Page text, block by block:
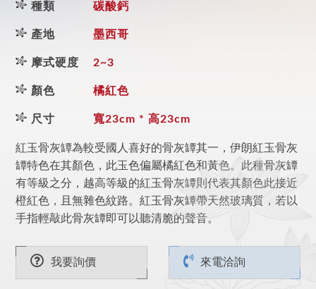
種類 碳酸鈣
產地 墨西哥
摩式硬度 2~3
顏色 橘紅色
尺寸 寬23cm * 高23cm
紅玉骨灰罈為較受國人喜好的骨灰罈其一，伊朗紅玉骨灰
罈特色在其顏色，此玉色偏屬橘紅色和黃色。此種骨灰罈
有等級之分，越高等級的紅玉骨灰罈則代表其顏色此接近
橙紅色，且無雜色紋路。紅玉骨灰罈帶天然玻璃質，若以
手指輕敲此骨灰罈即可以聽清脆的聲音。
我要詢價 來電洽詢